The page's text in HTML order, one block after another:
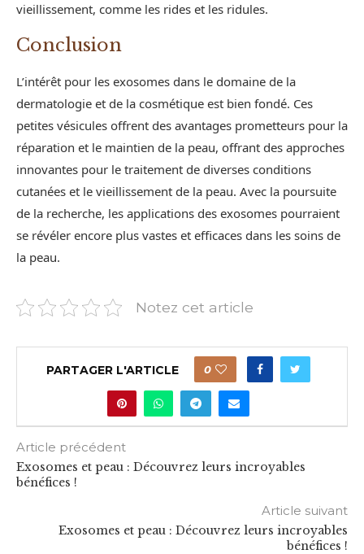
vieillissement, comme les rides et les ridules.
Conclusion
L’intérêt pour les exosomes dans le domaine de la
dermatologie et de la cosmétique est bien fondé. Ces
petites vésicules offrent des avantages prometteurs pour la
réparation et le maintien de la peau, offrant des approches
innovantes pour le traitement de diverses conditions
cutanées et le vieillissement de la peau. Avec la poursuite
de la recherche, les applications des exosomes pourraient
se révéler encore plus vastes et efficaces dans les soins de
la peau.
Notez cet article
PARTAGER L'ARTICLE 0
Article précédent
Exosomes et peau : Découvrez leurs incroyables
bénéfices !
Article suivant
Exosomes et peau : Découvrez leurs incroyables
bénéfices !